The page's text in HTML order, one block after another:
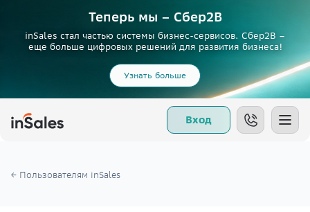
Теперь мы – Сбер2B
inSales стал частью системы бизнес-сервисов. Сбер2В –
еще больше цифровых решений для развития бизнеса!
Узнать больше
Вход
Пользователям inSales